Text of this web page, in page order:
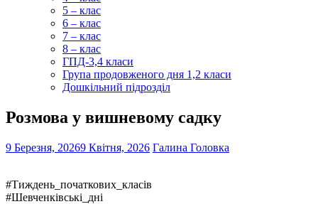
5 – клас
6 – клас
7 – клас
8 – клас
ГПД-3,4 класи
Група продовженого дня 1,2 класи
Дошкільний підрозділ
Розмова у вишневому садку
9 Березня, 20269 Квітня, 2026 Галина Головка
#Тиждень_початкових_класів
#Шевченківські_дні